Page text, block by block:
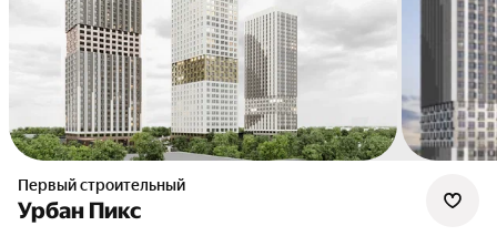
Первый строительный
Урбан Пикс